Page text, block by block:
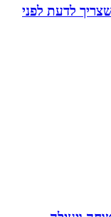
לדעת לפני